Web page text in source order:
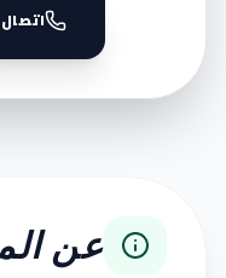
اتصال
عن